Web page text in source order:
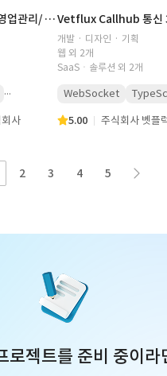
엑셀업무 CRM 전환 / 영업관리/ 실적관리
...
사
개발 · 디자인 · 기획
웹 외 2개
SaaSㆍ솔루션 외 2개
WebSocket
5.00 주식회사 벳플
2 3 4 5
로젝트를 준비 중이라